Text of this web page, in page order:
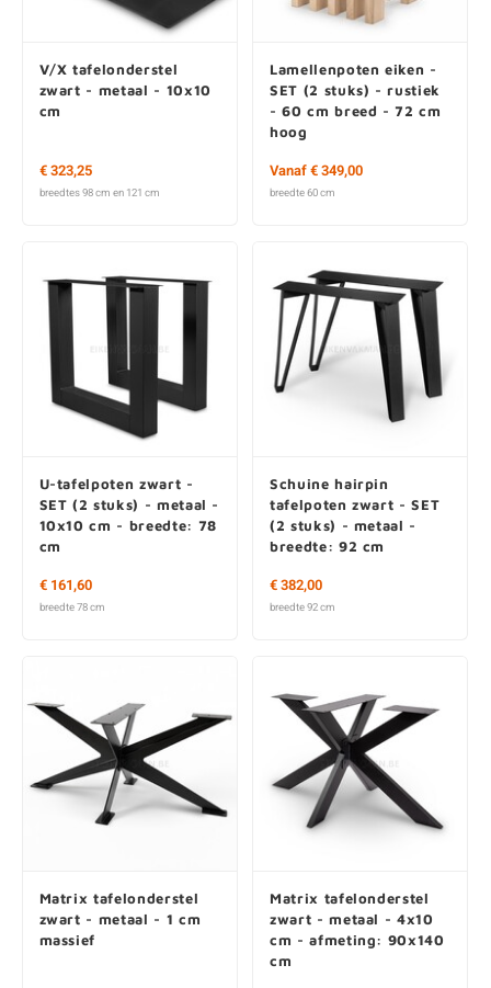
V/X tafelonderstel
zwart - metaal - 10x10
cm
€ 323,25
breedtes 98 cm en 121 cm
Lamellenpoten eiken -
SET (2 stuks) - rustiek
- 60 cm breed - 72 cm
hoog
Vanaf € 349,00
breedte 60 cm
U-tafelpoten zwart -
SET (2 stuks) - metaal -
10x10 cm - breedte: 78
cm
€ 161,60
breedte 78 cm
Schuine hairpin
tafelpoten zwart - SET
(2 stuks) - metaal -
breedte: 92 cm
€ 382,00
breedte 92 cm
Matrix tafelonderstel
zwart - metaal - 1 cm
massief
Matrix tafelonderstel
zwart - metaal - 4x10
cm - afmeting: 90x140
cm